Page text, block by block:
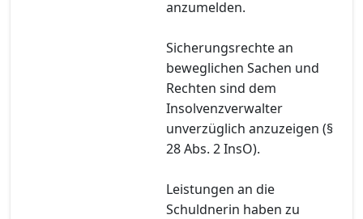
anzumelden.
Sicherungsrechte an
beweglichen Sachen und
Rechten sind dem
Insolvenzverwalter
unverzüglich anzuzeigen (§
28 Abs. 2 InsO).
Leistungen an die
Schuldnerin haben zu